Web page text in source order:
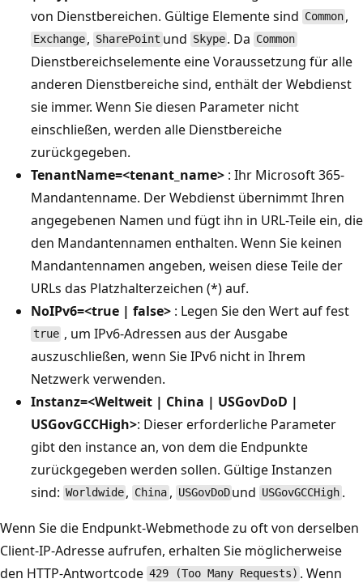
von Dienstbereichen. Gültige Elemente sind Common ,
Exchange , SharePoint und Skype . Da Common
Dienstbereichselemente eine Voraussetzung für alle
anderen Dienstbereiche sind, enthält der Webdienst
sie immer. Wenn Sie diesen Parameter nicht
einschließen, werden alle Dienstbereiche
zurückgegeben.
TenantName=<tenant_name> : Ihr Microsoft 365-
Mandantenname. Der Webdienst übernimmt Ihren
angegebenen Namen und fügt ihn in URL-Teile ein, die
den Mandantennamen enthalten. Wenn Sie keinen
Mandantennamen angeben, weisen diese Teile der
URLs das Platzhalterzeichen (*) auf.
NoIPv6=<true | false> : Legen Sie den Wert auf fest
true , um IPv6-Adressen aus der Ausgabe
auszuschließen, wenn Sie IPv6 nicht in Ihrem
Netzwerk verwenden.
Instanz=<Weltweit | China | USGovDoD |
USGovGCCHigh>: Dieser erforderliche Parameter
gibt den instance an, von dem die Endpunkte
zurückgegeben werden sollen. Gültige Instanzen
sind: Worldwide , China, USGovDoD und USGovGCCHigh .
Wenn Sie die Endpunkt-Webmethode zu oft von derselben
Client-IP-Adresse aufrufen, erhalten Sie möglicherweise
den HTTP-Antwortcode 429 (Too Many Requests) . Wenn